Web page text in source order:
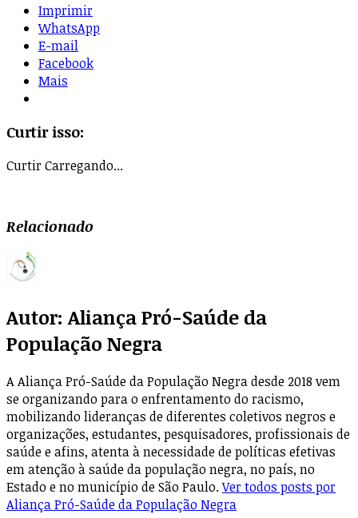
Imprimir
WhatsApp
E-mail
Facebook
Mais
Curtir isso:
CurtirCarregando...
Relacionado
Autor: Aliança Pró-Saúde da
População Negra
A Aliança Pró-Saúde da População Negra desde 2018 vem
se organizando para o enfrentamento do racismo,
mobilizando lideranças de diferentes coletivos negros e
organizações, estudantes, pesquisadores, profissionais de
saúde e afins, atenta à necessidade de políticas efetivas
em atenção à saúde da população negra, no país, no
Estado e no município de São Paulo.Ver todos posts por
Aliança Pró-Saúde da População Negra